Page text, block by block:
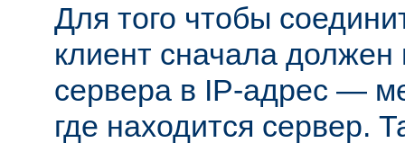
Для того чтобы
клиент сначала
сервера в IP-адрес —
где находится сервер.